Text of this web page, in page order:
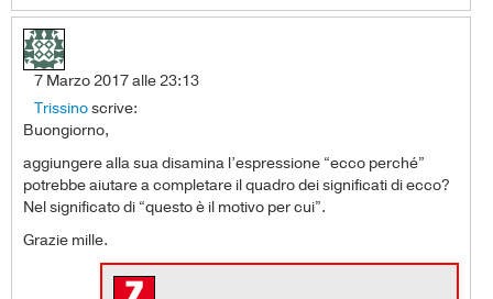
7 Marzo 2017 alle 23:13
Trissinoscrive:
Buongiorno,
aggiungere alla sua disamina l’espressione “ecco perché”
potrebbe aiutare a completare il quadro dei significati di ecco?
Nel significato di “questo è il motivo per cui”.
Grazie mille.